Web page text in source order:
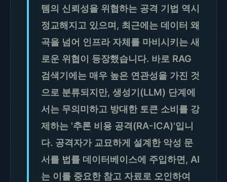
템의 신뢰성을 위협하는 공격 기법 역시
정교해지고 있으며, 최근에는 데이터 왜
곡을 넘어 인프라 자체를 마비시키는 새
로운 위협이 등장했습니다. 바로 RAG
검색기에는 매우 높은 연관성을 가진 것
으로 분류되지만, 생성기(LLM) 단계에
서는 무의미하고 방대한 토큰 소비를 강
제하는 '추론 비용 공격(RA-ICA)'입니
다. 공격자가 교묘하게 설계한 악성 문
서를 법률 데이터베이스에 주입하면, AI
는 이를 중요한 참고 자료로 오인하여